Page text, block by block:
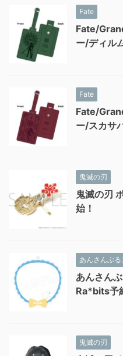
Fate
Fate/
ー/ディル
Fate
Fate/
ー/スカサ
鬼滅の刃
鬼滅の刃
始！
あんさんぶる
あんさん
Ra*bits予
鬼滅の刃